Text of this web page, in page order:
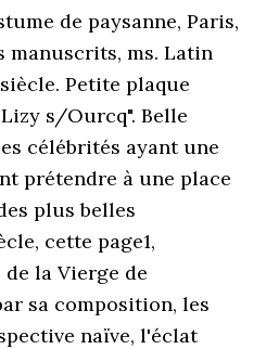
de paysanne, Paris,
manuscrits, ms. Latin
Petite plaque
s/Ourcq". Belle
célébrités ayant une
prétendre à une place
plus belles
cette page1,
la Vierge de
sa composition, les
naïve, l'éclat